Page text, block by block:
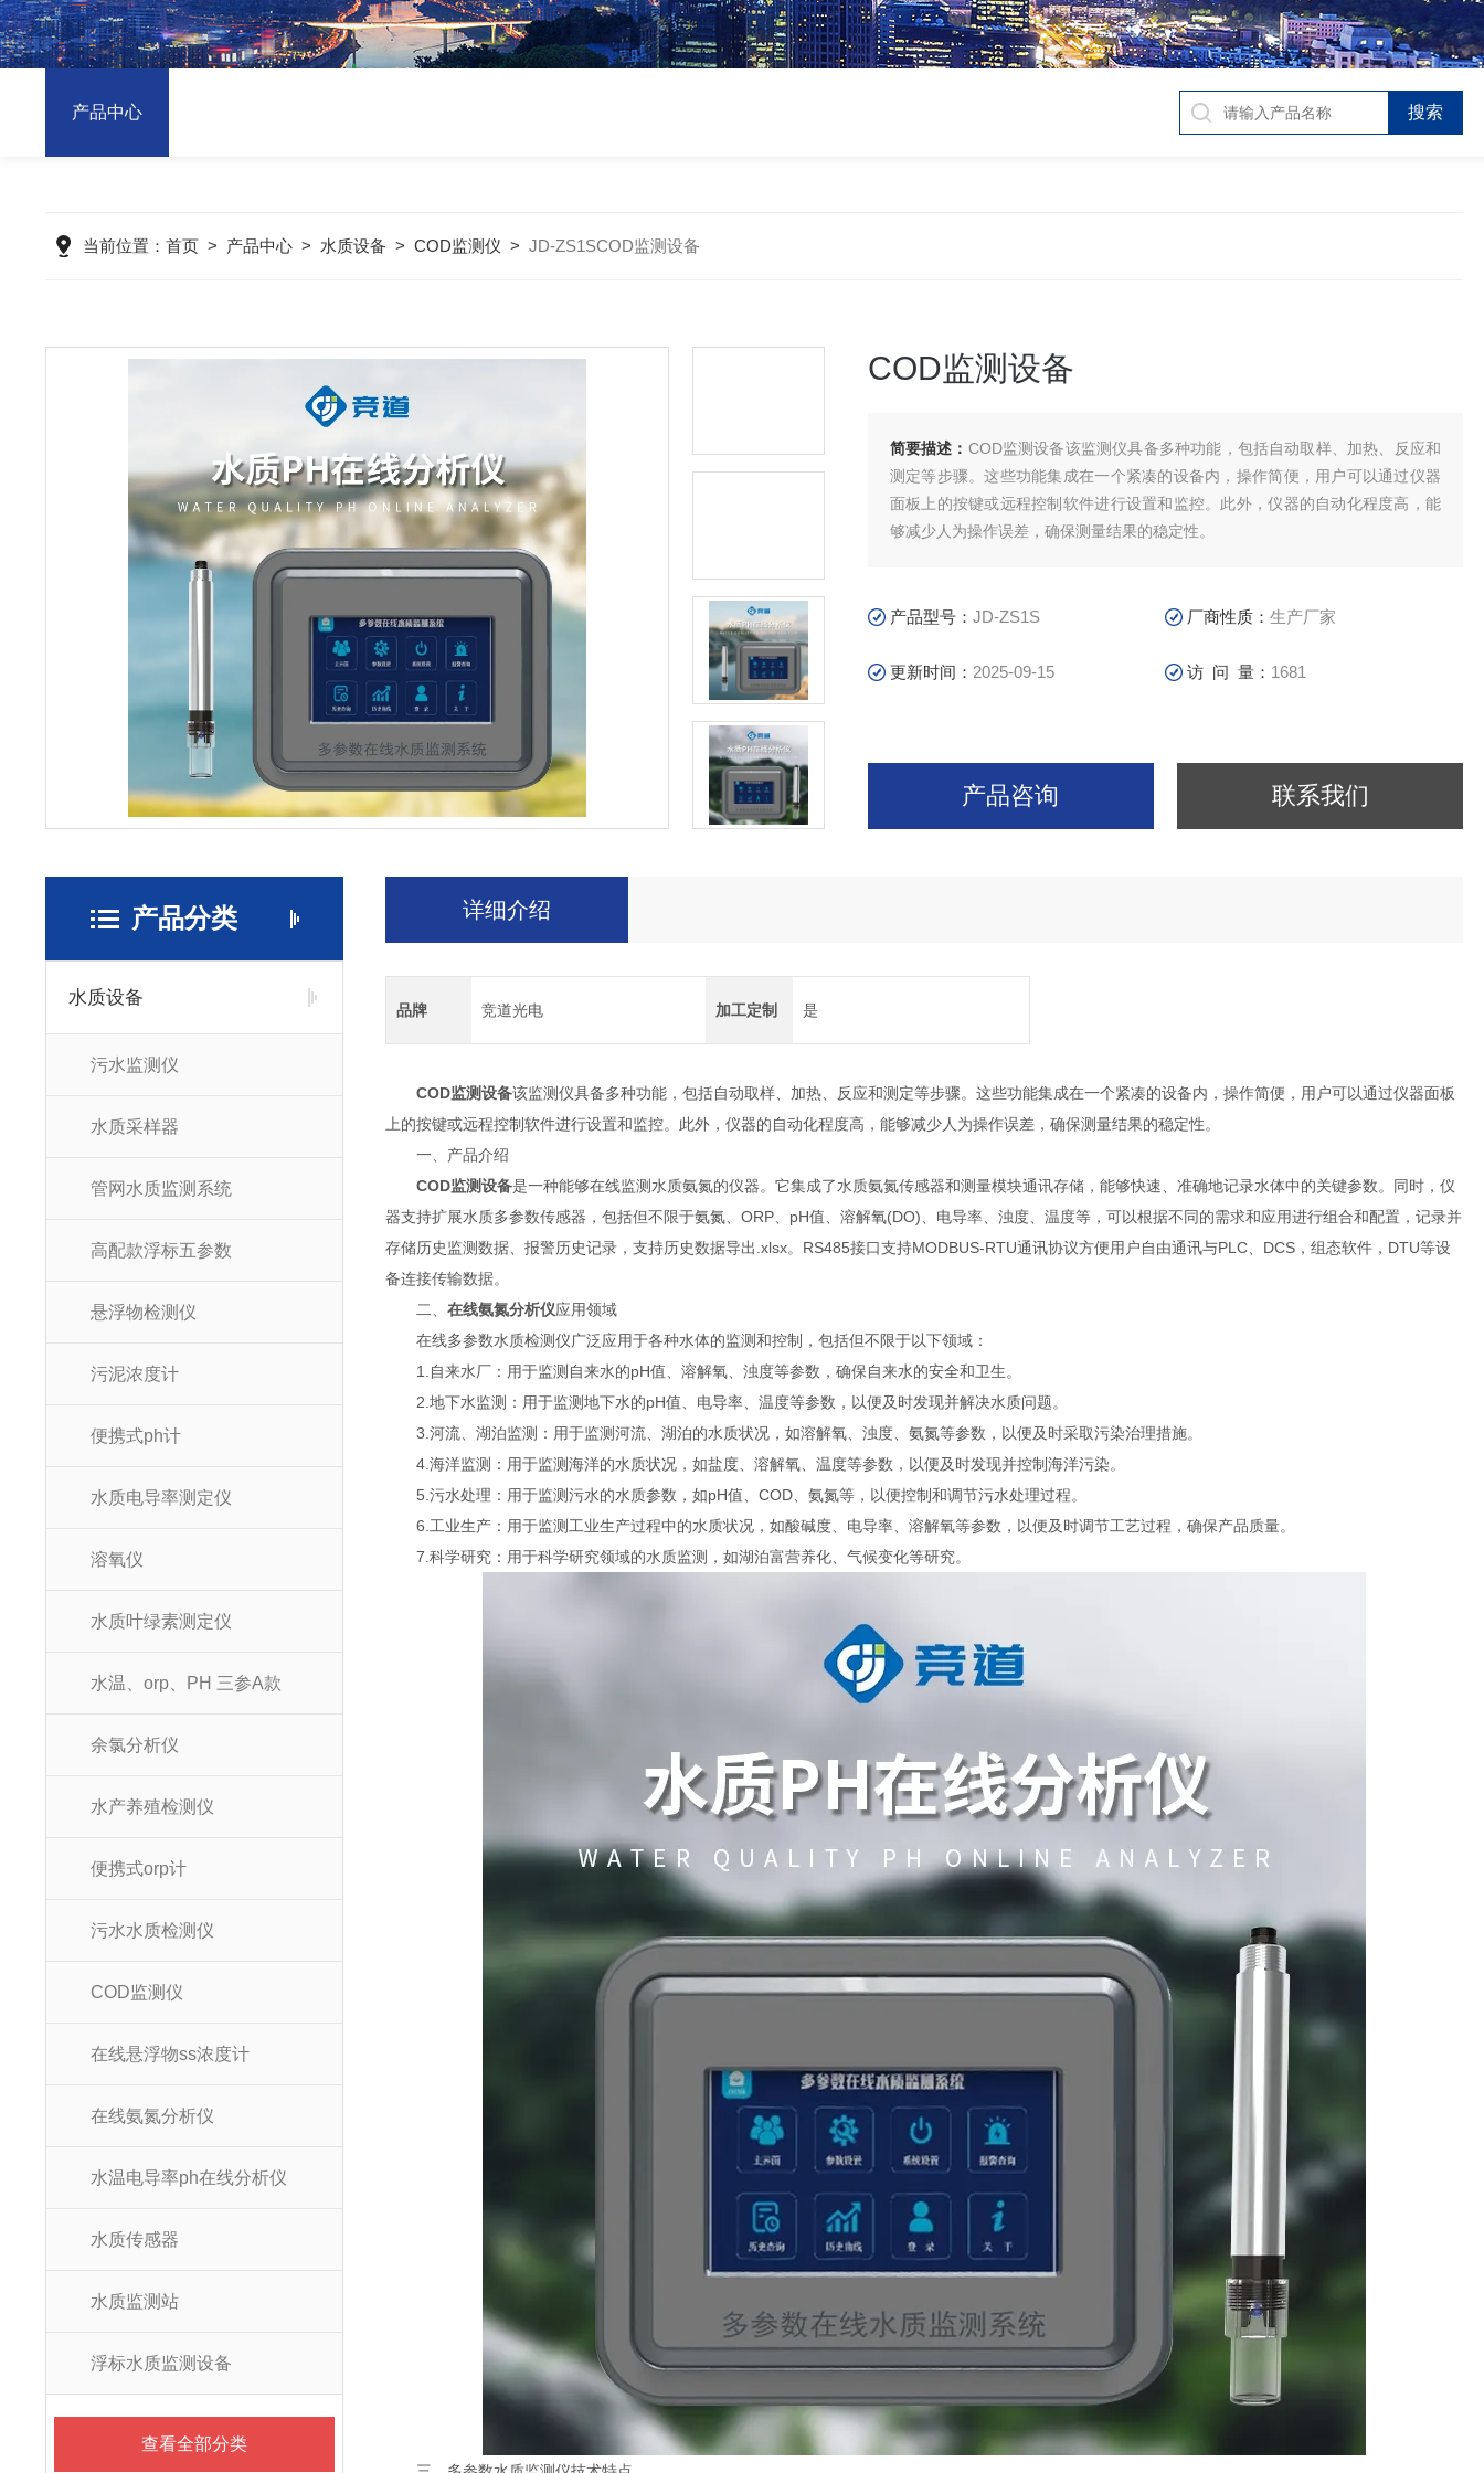
产品中心
当前位置： 首页> 产品中心> 水质设备 > COD监测仪 > JD-ZS1SCOD监测设备
COD监测设备
简要描述： COD监测设备该监测仪具备多种功能，包括自动取样、加热、反应和
测定等步骤。这些功能集成在一个紧凑的设备内，操作简便，用户可以通过仪器
面板上的按键或远程控制软件进行设置和监控。此外，仪器的自动化程度高，能
够减少人为操作误差，确保测量结果的稳定性。
产品型号： JD-ZS1S 厂商性质：生产厂家
更新时间： 2025-09-15 访 问 量： 1681
产品咨询 联系我们
产品分类
水质设备
污水监测仪
水质采样器
管网水质监测系统
高配款浮标五参数
悬浮物检测仪
污泥浓度计
便携式ph计
水质电导率测定仪
溶氧仪
水质叶绿素测定仪
水温、orp、PH 三参A款
余氯分析仪
水产养殖检测仪
便携式orp计
污水水质检测仪
COD监测仪
在线悬浮物ss浓度计
在线氨氮分析仪
水温电导率ph在线分析仪
水质传感器
水质监测站
浮标水质监测设备
查看全部分类
详细介绍
品牌 竞道光电 加工定制 是
COD监测设备该监测仪具备多种功能，包括自动取样、加热、反应和测定等步骤。这些功能集成在一个紧凑的设备内，操作简便，用户可以通过仪器面板
上的按键或远程控制软件进行设置和监控。此外，仪器的自动化程度高，能够减少人为操作误差，确保测量结果的稳定性。
一、产品介绍
COD监测设备是一种能够在线监测水质氨氮的仪器。它集成了水质氨氮传感器和测量模块通讯存储，能够快速、准确地记录水体中的关键参数。同时，仪
器支持扩展水质多参数传感器，包括但不限于氨氮、ORP、pH值、溶解氧(DO)、电导率、浊度、温度等，可以根据不同的需求和应用进行组合和配置，记录并
存储历史监测数据、报警历史记录，支持历史数据导出.xlsx。RS485接口支持MODBUS-RTU通讯协议方便用户自由通讯与PLC、DCS，组态软件，DTU等设
备连接传输数据。
二、在线氨氮分析仪应用领域
在线多参数水质检测仪广泛应用于各种水体的监测和控制，包括但不限于以下领域：
1.自来水厂：用于监测自来水的pH值、溶解氧、浊度等参数，确保自来水的安全和卫生。
2.地下水监测：用于监测地下水的pH值、电导率、温度等参数，以便及时发现并解决水质问题。
3.河流、湖泊监测：用于监测河流、湖泊的水质状况，如溶解氧、浊度、氨氮等参数，以便及时采取污染治理措施。
4.海洋监测：用于监测海洋的水质状况，如盐度、溶解氧、温度等参数，以便及时发现并控制海洋污染。
5.污水处理：用于监测污水的水质参数，如pH值、COD、氨氮等，以便控制和调节污水处理过程。
6.工业生产：用于监测工业生产过程中的水质状况，如酸碱度、电导率、溶解氧等参数，以便及时调节工艺过程，确保产品质量。
7.科学研究：用于科学研究领域的水质监测，如湖泊富营养化、气候变化等研究。